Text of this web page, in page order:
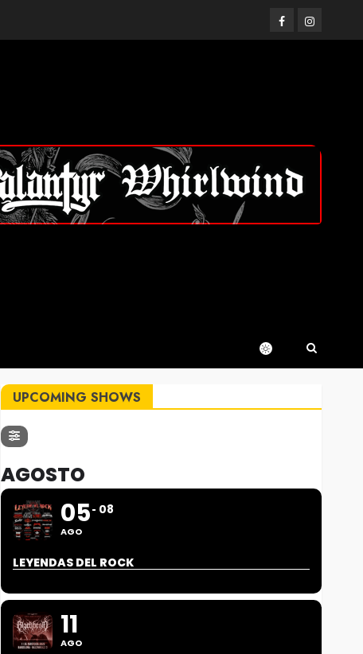
FacebookInstagram
UPCOMING SHOWS
AGOSTO
05
AGO
08
LEYENDAS DEL ROCK
11
AGO